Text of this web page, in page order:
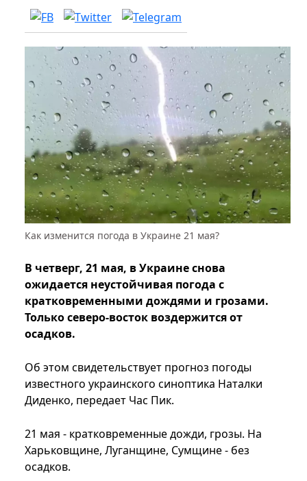
Как изменится погода в Украине 21 мая?
В четверг, 21 мая, в Украине снова
ожидается неустойчивая погода с
кратковременными дождями и грозами.
Только северо-восток воздержится от
осадков.
Об этом свидетельствует прогноз погоды
известного украинского синоптика Наталки
Диденко, передает Час Пик.
21 мая - кратковременные дожди, грозы. На
Харьковщине, Луганщине, Сумщине - без
осадков.